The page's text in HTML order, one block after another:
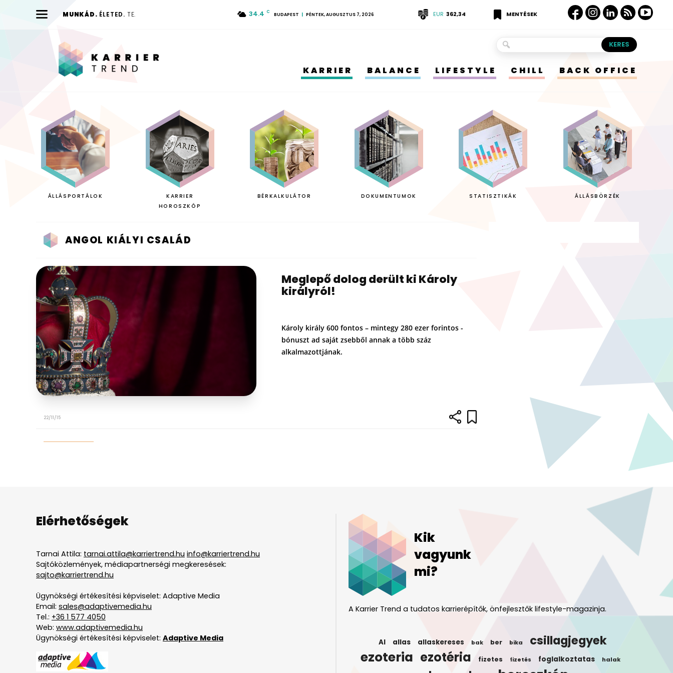
MUNKÁD. ÉLETED. TE. 34.4 C BUDAPEST PÉNTEK, AUGUSZTUS 7, 2026 EUR 362,34 MENTÉSEK
KARRIER BALANCE LIFESTYLE CHILL BACK OFFICE
ÁLLÁSPORTÁLOK
KARRIER
HOROSZKÓP
BÉRKALKULÁTOR DOKUMENTUMOK STATISZTIKÁK ÁLLÁSBÖRZÉK
ANGOL KIÁLYI CSALÁD
Meglepő dolog derült ki Károly
királyról!
Károly király 600 fontos – mintegy 280 ezer forintos -
bónuszt ad saját zsebből annak a több száz
alkalmazottjának.
22/11/15
Elérhetőségek
Tarnai Attila: tarnai.attila@karriertrend.hu info@karriertrend.hu
Sajtóközlemények, médiapartnerségi megkeresések:
sajto@karriertrend.hu
Ügynökségi értékesítési képviselet: Adaptive Media
Email: sales@adaptivemedia.hu
Tel.: +36 1 577 4050
Web: www.adaptivemedia.hu
Ügynökségi értékesítési képviselet: Adaptive Media
Kik
vagyunk
mi?
A Karrier Trend a tudatos karrierépítők, önfejlesztők lifestyle-magazinja.
AI allas allaskereses bak ber bika csillagjegyek
ezoteria ezotéria fizetes fizetés foglalkoztatas halak